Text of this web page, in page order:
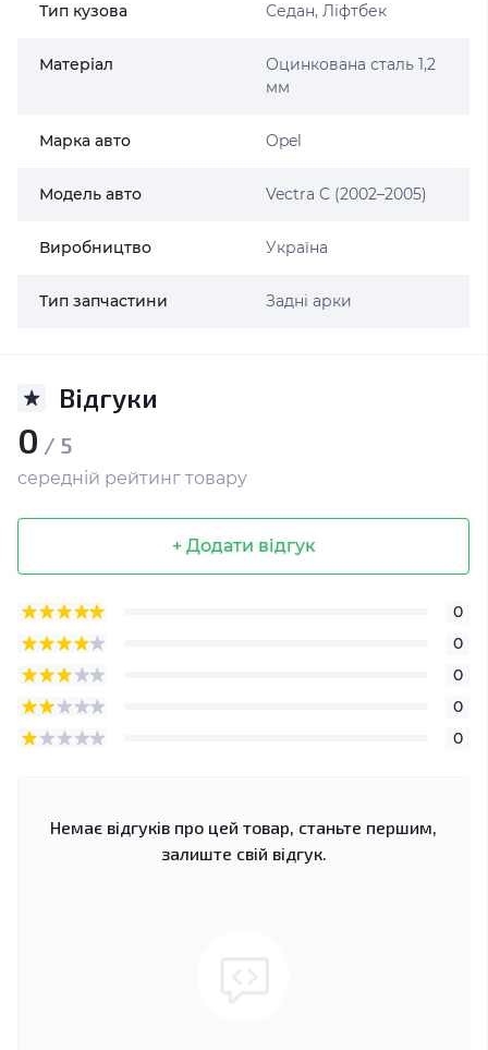
Тип кузова Седан, Ліфтбек
Матеріал
Оцинкована сталь 1,2
мм
Марка авто Opel
Модель авто Vectra C (2002–2005)
Виробництво Україна
Тип запчастини Задні арки
Відгуки
0 / 5
середній рейтинг товару
+ Додати відгук
0
0
0
0
0
Немає відгуків про цей товар, станьте першим,
залиште свій відгук.